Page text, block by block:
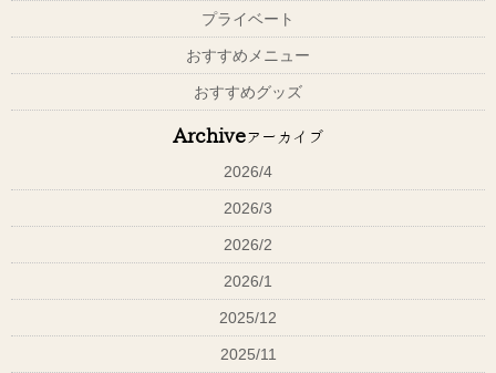
日々お客様と向き合う中で、よく耳にするのがこの
言葉。
「もう歳だから…」
「今さらケアしても変わらないでしょ？」
プライベート
おすすめメニュー
おすすめグッズ
Archiveアーカイブ
2026/4
2026/3
2026/2
2026/1
2025/12
2025/11